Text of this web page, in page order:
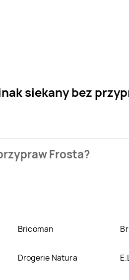
siekany bez
Frosta?
Bricoman
Drogerie Natura